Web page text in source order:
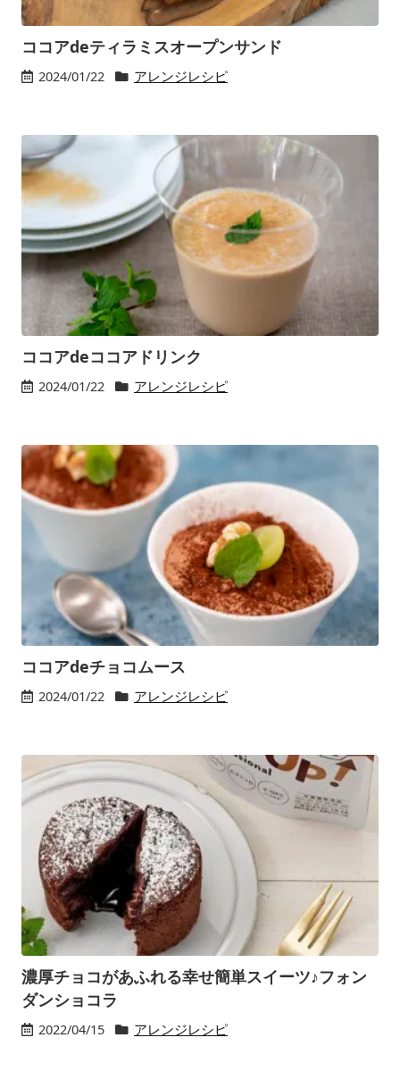
ココアdeティラミスオープンサンド
2024/01/22 アレンジレシピ
ココアdeココアドリンク
2024/01/22 アレンジレシピ
ココアdeチョコムース
2024/01/22 アレンジレシピ
濃厚チョコがあふれる幸せ簡単スイーツ♪フォン
ダンショコラ
2022/04/15 アレンジレシピ